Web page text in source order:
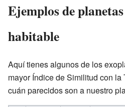
Ejemplos de
habitable
Aquí tienes algunos de los
mayor Índice de Similitud con
cuán parecidos son a nuestro